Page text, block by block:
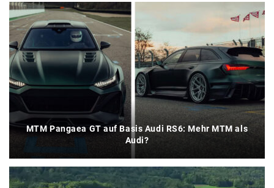
MTM Pangaea GT auf Basis Audi RS6: Mehr MTM als
Audi?